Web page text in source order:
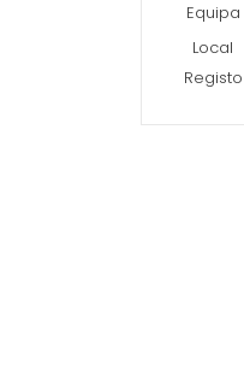
Equipa
Local
Registo